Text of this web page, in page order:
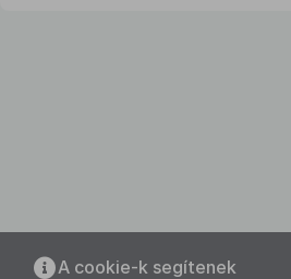
A cookie-k segítenek